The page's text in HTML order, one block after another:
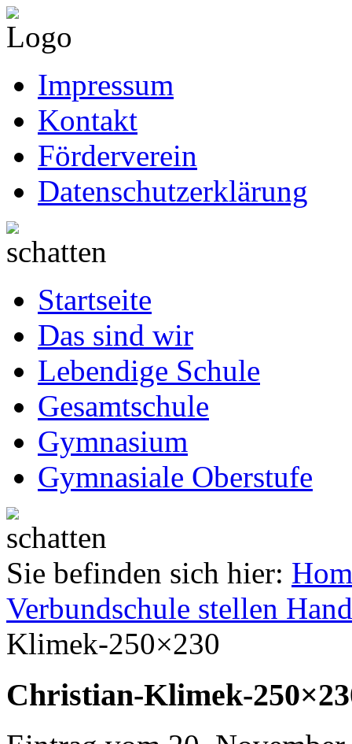
Impressum
Kontakt
Förderverein
Datenschutzerklärung
Startseite
Das sind wir
Lebendige Schule
Gesamtschule
Gymnasium
Gymnasiale Oberstufe
Sie befinden sich hier:
Verbundschule stellen
Klimek-250×230
Christian-Klimek-